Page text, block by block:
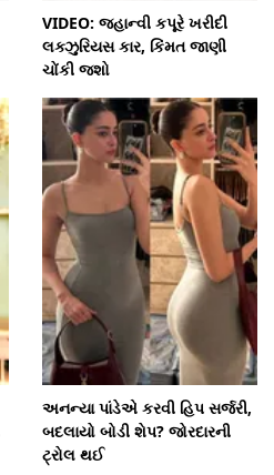
VIDEO: જ્હાન્વી કપૂરે ખરીદી
લક્ઝુરિયસ કાર, કિંમત જાણી
ચોંકી જશો
અનન્યા પાંડેએ કરવી હિપ સર્જરી,
બદલાયો બોડી શેપ? જોરદારની
ટ્રોલ થઈ